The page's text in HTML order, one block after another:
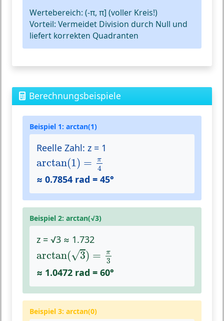
Wertebereich: (-π, π] (voller Kreis!)
Vorteil: Vermeidet Division durch Null und
liefert korrekten Quadranten
Berechnungsbeispiele
Beispiel 1: arctan(1)
Reelle Zahl: z = 1
arctan(1) = π
4
arctan(1) 4
≈ 0.7854 rad = 45°
Beispiel 2: arctan(√3)
z = √3 ≈ 1.732
arctan(√3) = π
3
arctan ( )=π
≈ 1.0472 rad = 60°
Beispiel 3: arctan(0)